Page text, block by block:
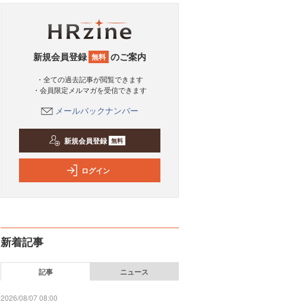
新規会員登録 無料 のご案内
・全ての過去記事が閲覧できます
・会員限定メルマガを受信できます
メールバックナンバー
新規会員登録 無料
ログイン
新着記事
記事 ニュース
2026/08/07 08:00